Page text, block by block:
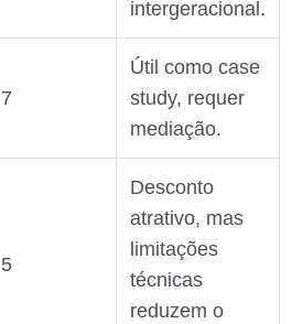
intergeracional.
7
Útil como case
study, requer
mediação.
5
Desconto
atrativo, mas
limitações
técnicas
reduzem o